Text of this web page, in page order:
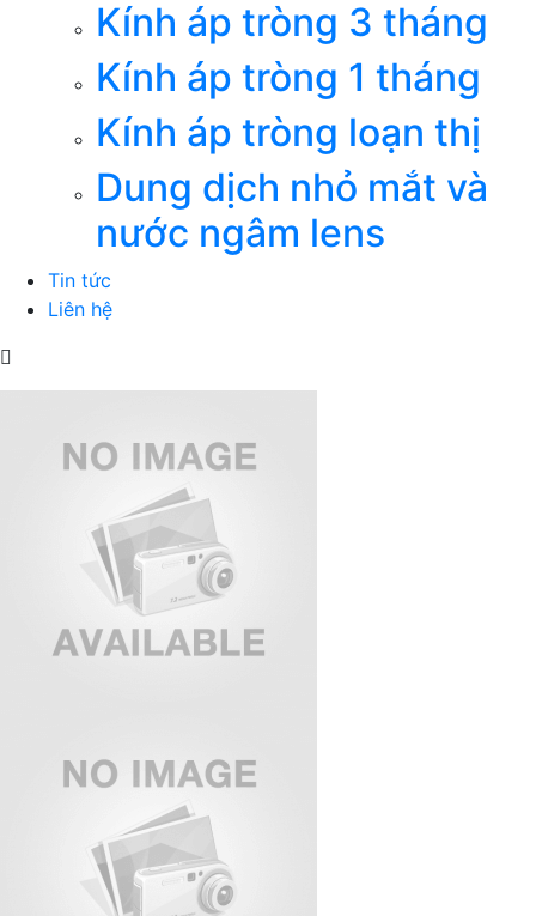
Kính áp tròng 3 tháng
Kính áp tròng 1 tháng
Kính áp tròng loạn thị
Dung dịch nhỏ mắt và
nước ngâm lens
Tin tức
Liên hệ